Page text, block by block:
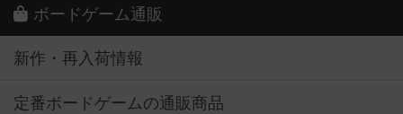
ボードゲーム通販
新作・再入荷情報
定番ボードゲームの通販商品